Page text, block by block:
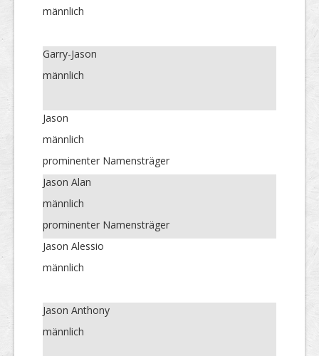
männlich
Garry-Jason
männlich
Jason
männlich
prominenter Namensträger
Jason Alan
männlich
prominenter Namensträger
Jason Alessio
männlich
Jason Anthony
männlich